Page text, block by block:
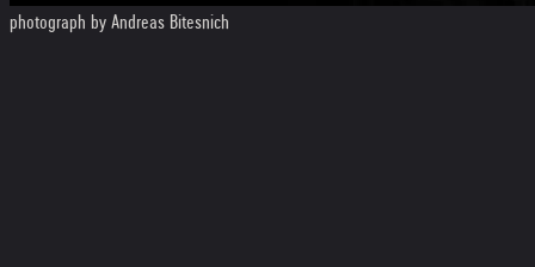
photograph by Andreas Bitesnich